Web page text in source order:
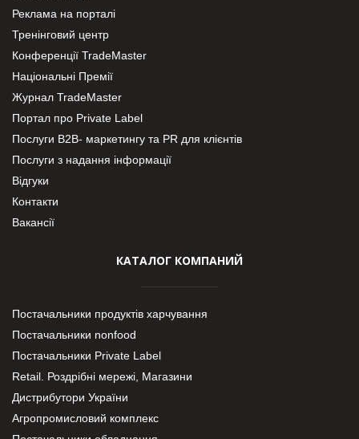
Реклама на порталі
Тренінговий центр
Конференції TradeMaster
Національні Премії
Журнал TradeMaster
Портал про Private Label
Послуги В2В- маркетингу та PR для клієнтів
Послуги з надання інформації
Відгуки
Контакти
Вакансії
КАТАЛОГ КОМПАНИЙ
Постачальники продуктів харчування
Постачальники nonfood
Постачальники Private Label
Retail. Роздрібні мережі, Магазини
Дистрибутори України
Агропромисловий комплекс